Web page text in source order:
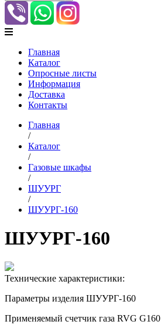
Главная
Каталог
Опросные листы
Информация
Доставка
Контакты
Главная
/
Каталог
/
Газовые шкафы
/
ШУУРГ
/
ШУУРГ-160
ШУУРГ-160
Технические характеристики:
Параметры изделия ШУУРГ-160
Применяемый счетчик газа RVG G160